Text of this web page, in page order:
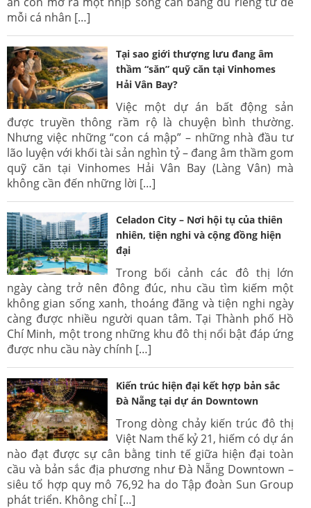
mỗi cá nhân […]
Tại sao giới thượng lưu đang âm
thầm “săn” quỹ căn tại Vinhomes
Hải Vân Bay?
Việc một dự án bất động sản
được truyền thông rầm rộ là chuyện bình thường.
Nhưng việc những “con cá mập” – những nhà đầu tư
lão luyện với khối tài sản nghìn tỷ – đang âm thầm gom
quỹ căn tại Vinhomes Hải Vân Bay (Làng Vân) mà
không cần đến những lời […]
Celadon City – Nơi hội tụ của thiên
nhiên, tiện nghi và cộng đồng hiện
đại
Trong bối cảnh các đô thị lớn
ngày càng trở nên đông đúc, nhu cầu tìm kiếm một
không gian sống xanh, thoáng đãng và tiện nghi ngày
càng được nhiều người quan tâm. Tại Thành phố Hồ
Chí Minh, một trong những khu đô thị nổi bật đáp ứng
được nhu cầu này chính […]
Kiến trúc hiện đại kết hợp bản sắc
Đà Nẵng tại dự án Downtown
Trong dòng chảy kiến trúc đô thị
Việt Nam thế kỷ 21, hiếm có dự án
nào đạt được sự cân bằng tinh tế giữa hiện đại toàn
cầu và bản sắc địa phương như Đà Nẵng Downtown –
siêu tổ hợp quy mô 76,92 ha do Tập đoàn Sun Group
phát triển. Không chỉ […]